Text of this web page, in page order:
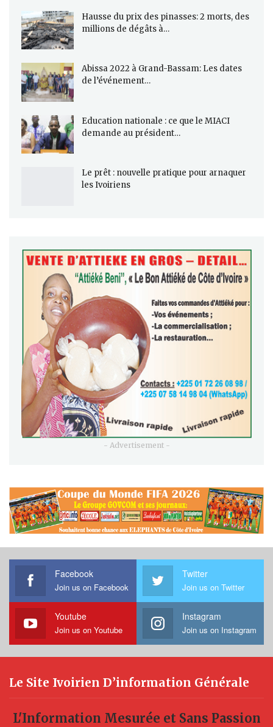
Hausse du prix des pinasses: 2 morts, des
millions de dégâts à…
Abissa 2022 à Grand-Bassam: Les dates
de l’événement…
Education nationale : ce que le MIACI
demande au président…
Le prêt : nouvelle pratique pour arnaquer
les Ivoiriens
- Advertisement -
Facebook
Join us on Facebook
Twitter
Join us on Twitter
Youtube
Join us on Youtube
Instagram
Join us on Instagram
Le Site Ivoirien D’information Générale
L'Information Mesurée et Sans Passion